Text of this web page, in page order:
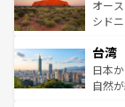
文化
しみ
ならでは
情報は
島だ
おす
れる
人々
ク、
オー
シド
リア
ク）
ど、
台湾
日本
自然